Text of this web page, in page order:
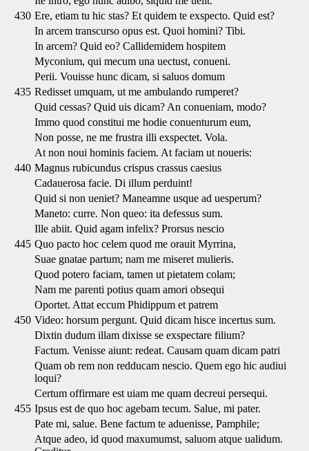
430 Ere, etiam tu hic stas? Et quidem te exspecto. Quid est?
In arcem transcurso opus est. Quoi homini? Tibi.
In arcem? Quid eo? Callidemidem hospitem
Myconium, qui mecum una uectust, conueni.
Perii. Vouisse hunc dicam, si saluos domum
435 Redisset umquam, ut me ambulando rumperet?
Quid cessas? Quid uis dicam? An conueniam, modo?
Immo quod constitui me hodie conuenturum eum,
Non posse, ne me frustra illi exspectet. Vola.
At non noui hominis faciem. At faciam ut noueris:
440 Magnus rubicundus crispus crassus caesius
Cadauerosa facie. Di illum perduint!
Quid si non ueniet? Maneamne usque ad uesperum?
Maneto: curre. Non queo: ita defessus sum.
Ille abiit. Quid agam infelix? Prorsus nescio
445 Quo pacto hoc celem quod me orauit Myrrina,
Suae gnatae partum; nam me miseret mulieris.
Quod potero faciam, tamen ut pietatem colam;
Nam me parenti potius quam amori obsequi
Oportet. Attat eccum Phidippum et patrem
450 Video: horsum pergunt. Quid dicam hisce incertus sum.
Dixtin dudum illam dixisse se exspectare filium?
Factum. Venisse aiunt: redeat. Causam quam dicam patri
Quam ob rem non redducam nescio. Quem ego hic audiui
loqui?
Certum offirmare est uiam me quam decreui persequi.
455 Ipsus est de quo hoc agebam tecum. Salue, mi pater.
Pate mi, salue. Bene factum te aduenisse, Pamphile;
Atque adeo, id quod maxumumst, saluom atque ualidum.